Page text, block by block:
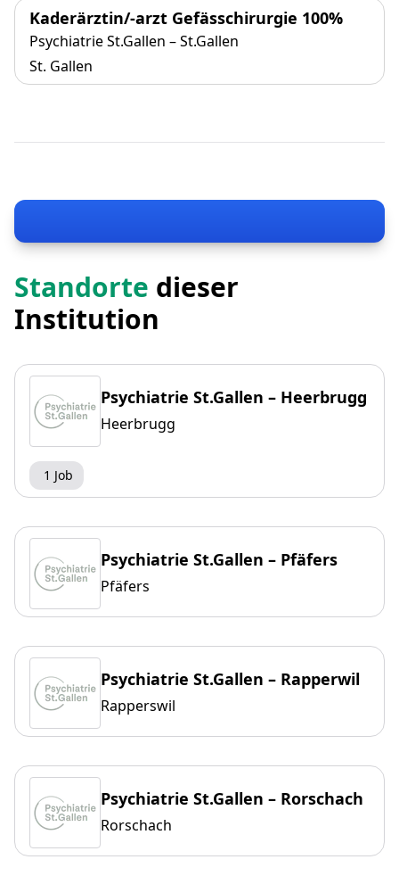
Kaderärztin/-arzt Gefässchirurgie 100%
Psychiatrie St.Gallen – St.Gallen
St. Gallen
Standorte dieser
Institution
Psychiatrie St.Gallen – Heerbrugg
Heerbrugg
1 Job
Psychiatrie St.Gallen – Pfäfers
Pfäfers
Psychiatrie St.Gallen – Rapperwil
Rapperswil
Psychiatrie St.Gallen – Rorschach
Rorschach